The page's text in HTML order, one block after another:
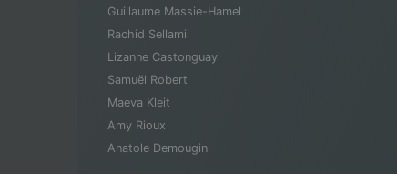
Guillaume Massie-Hamel
Rachid Sellami
Lizanne Castonguay
Samuël Robert
Maeva Kleit
Amy Rioux
Anatole Demougin